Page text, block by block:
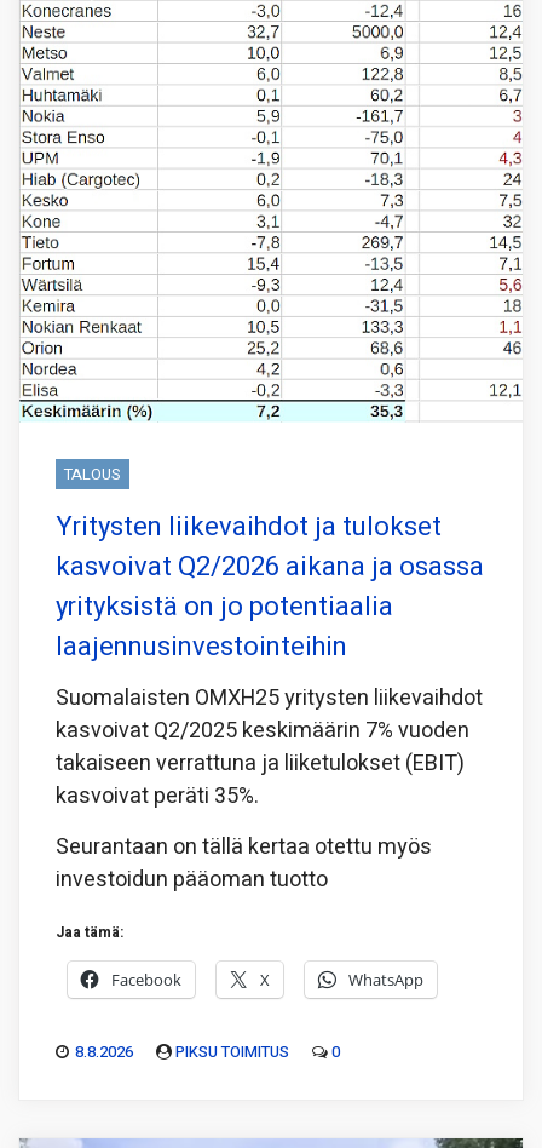
TALOUS
Yritysten liikevaihdot ja tulokset
kasvoivat Q2/2026 aikana ja osassa
yrityksistä on jo potentiaalia
laajennusinvestointeihin
Suomalaisten OMXH25 yritysten liikevaihdot
kasvoivat Q2/2025 keskimäärin 7% vuoden
takaiseen verrattuna ja liiketulokset (EBIT)
kasvoivat peräti 35%.
Seurantaan on tällä kertaa otettu myös
investoidun pääoman tuotto
Jaa tämä:
Facebook X WhatsApp
8.8.2026 PIKSU TOIMITUS 0